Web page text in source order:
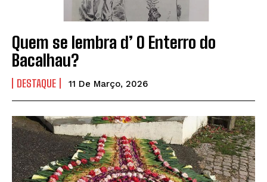
Quem se lembra d’ O Enterro do
Bacalhau?
DESTAQUE 11 De Março, 2026